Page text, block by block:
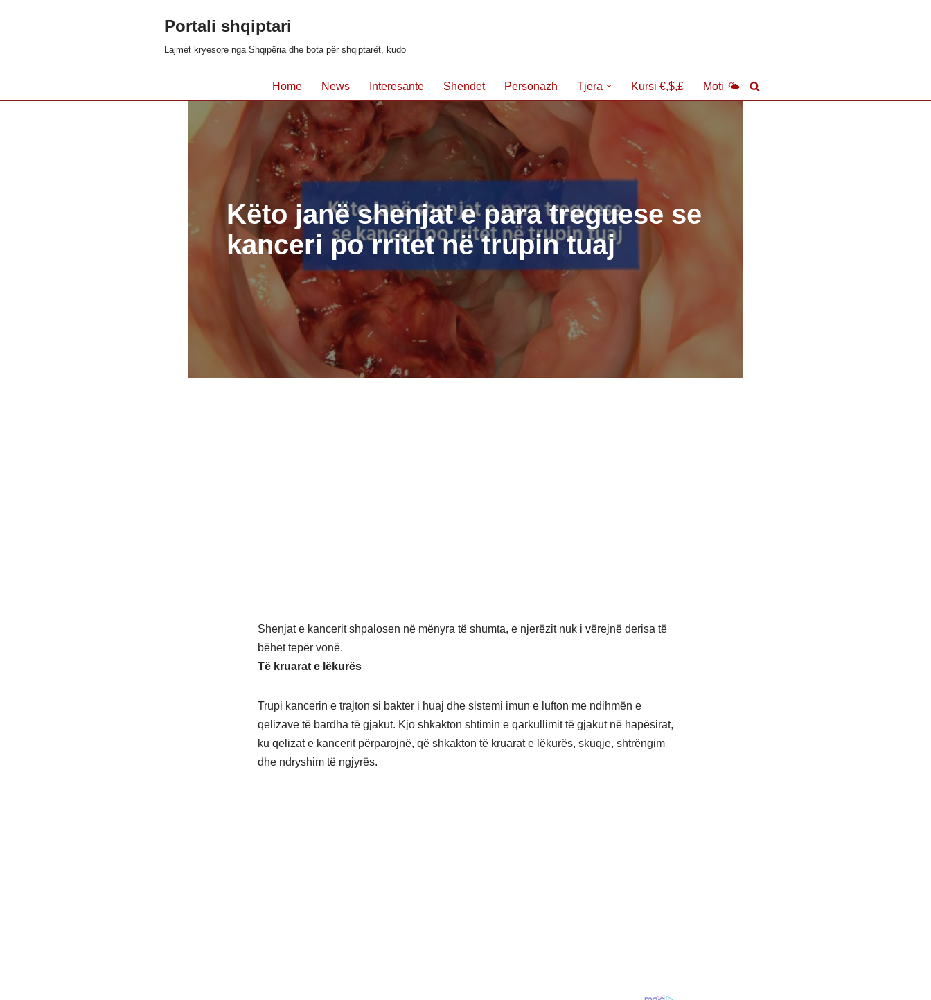
Portali shqiptari
Lajmet kryesore nga Shqipëria dhe bota për shqiptarët, kudo
Home News Interesante Shendet Personazh Tjera Kursi €,$,£ Moti 🌤
Këto janë shenjat e para treguese se
kanceri po rritet në trupin tuaj
Shenjat e kancerit shpalosen në mënyra të shumta, e njerëzit nuk i vërejnë derisa të
bëhet tepër vonë.
Të kruarat e lëkurës
Trupi kancerin e trajton si bakter i huaj dhe sistemi imun e lufton me ndihmën e
qelizave të bardha të gjakut. Kjo shkakton shtimin e qarkullimit të gjakut në hapësirat,
ku qelizat e kancerit përparojnë, që shkakton të kruarat e lëkurës, skuqje, shtrëngim
dhe ndryshim të ngjyrës.